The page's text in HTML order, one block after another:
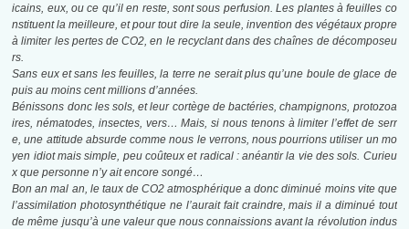
icains, eux, ou ce qu’il en reste, sont sous perfusion. Les plantes à feuilles co
nstituent la meilleure, et pour tout dire la seule, invention des végétaux propre
à limiter les pertes de CO2, en le recyclant dans des chaînes de décomposeu
rs.
Sans eux et sans les feuilles, la terre ne serait plus qu’une boule de glace de
puisau moins cent millions d’années.
Bénissons donc les sols, et leur cortège de bactéries, champignons, protozoa
ires,nématodes, insectes, vers… Mais, si nous tenons à limiter l’effet de serr
e, une attitude absurde comme nous le verrons, nous pourrions utiliser un mo
yen idiot mais simple, peu coûteux et radical : anéantir la vie des sols. Curieu
x que personne n’y ait encoresongé…
Bon an mal an, le taux de CO2 atmosphérique a donc diminué moins vite que
l’assimilation photosynthétique ne l’aurait fait craindre, mais il a diminué tout
de même jusqu’à une valeur que nous connaissions avant la révolution indus